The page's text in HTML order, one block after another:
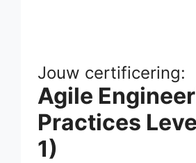
Jouw certificering:
Agile
Practices
1)